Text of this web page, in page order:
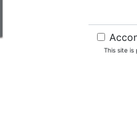
This site is